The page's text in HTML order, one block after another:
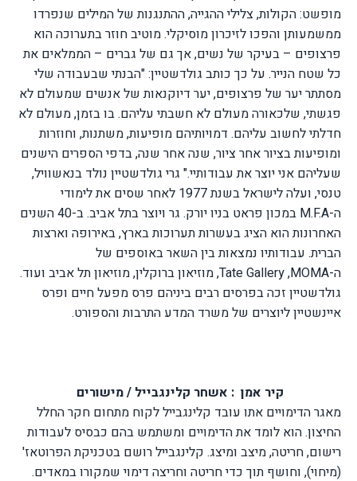
מופשט: הקולות, צלילי ההגייה, ההתנגנות של המילים שנפרדו
ממשמעותן והפכו לזיכרון מוסיקלי.מוטיב חוזר בתערוכה הוא
פרצופים – בעיקר של נשים, אך גם של גברים – הממלאים את
כל שטח הנייר. על כך כותב גולדשטיין: "הבנתי שבעבודה שלי
מסתתר יער של פרצופים, יער דיוקנאות של אנשים שמעולם לא
פגשתי, שלכאורה מעולם לא חשבתי עליהם. בו בזמן, מעולם לא
חדלתי לחשוב עליהם. דמויותיהם מופיעות, משתנות, וחוזרות
ומופיעות בציור אחר ציור, שנה אחר שנה, בדפי הספרים הישנים
שעליהם אני יוצר את עבודותיי." גרי גולדשטיין נולד בנאשוויל,
טנסי, ועלה לישראל בשנת 1977 לאחר שסים את לימודי
ה-M.F.A
במכון פראט בניו יורק. גר ויוצר בתל אביב. ב-40 השנים
האחרונות הוא הציג בעשרות תערוכות בארץ, באירופה וארצות
הברית. עבודותיו נמצאות בין השאר באוספים של
ה-MOMA
,
Tate Gallery, מוזיאון ברוקלין, מוזיאון תל אביב ועוד.
גולדשטיין זכה בפרסים רבים ביניהם פרס מפעל חיים ופרס
איינשטיין ליוצרים של משרד המדע התרבות והספורט.
קיר אמן : אשחר קלינגבייל / מישורים
מאגר הדימויים אתו עובד קלינגבייל לקוח מתחום חקר החלל
החיצון. הוא לומד את הדימויים ומשתמש בהם כבסיס לעבודות
רישום, חריטה, מיצב ומיצג. קלינגבייל רושם בטכניקת הפרוטאז'
(מיחוי), וחושף תוך כדי חריטה וחריצה דימוי שמקורו במאדים.